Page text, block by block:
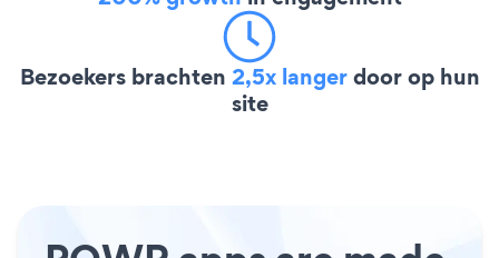
Bezoekers brachten 2,5x langerdoor op hun
site